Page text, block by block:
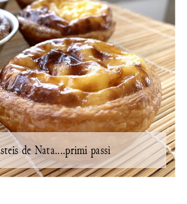
de Nata....primi passi